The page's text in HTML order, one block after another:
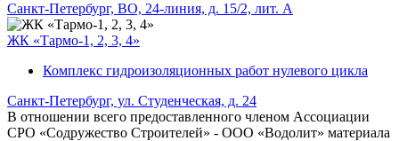
Санкт-Петербург, ВО, 24-линия, д. 15/2, лит. А
ЖК «Тармо-1, 2, 3, 4»
Комплекс гидроизоляционных работ нулевого цикла
Санкт-Петербург, ул. Студенческая, д. 24
В отношении всего предоставленного членом Ассоциации
СРО «Содружество Строителей» - ООО «Водолит» материала